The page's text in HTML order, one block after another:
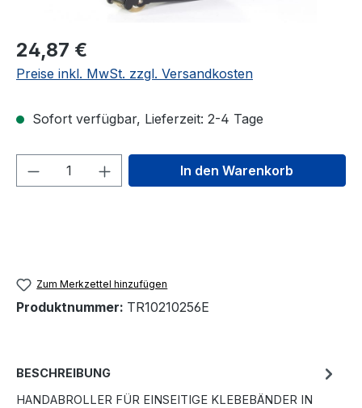
24,87 €
Preise inkl. MwSt. zzgl. Versandkosten
Sofort verfügbar, Lieferzeit: 2-4 Tage
Produkt Anzahl: Gib denIn den Warenkorb
Zum Merkzettel hinzufügen
Produktnummer: TR10210256E
BESCHREIBUNG
HANDABROLLER FÜR EINSEITIGE KLEBEBÄNDER IN